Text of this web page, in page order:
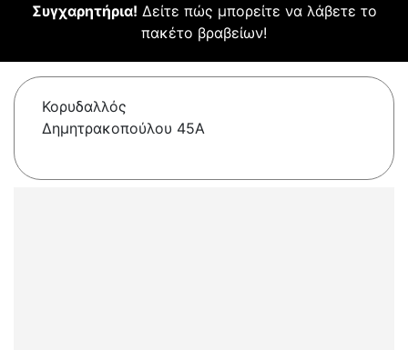
Συγχαρητήρια! Δείτε πώς μπορείτε να λάβετε το
πακέτο βραβείων!
Κορυδαλλός
Δημητρακοπούλου 45A